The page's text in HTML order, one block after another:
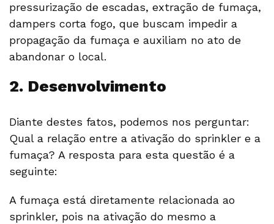
pressurização de escadas, extração de fumaça,
dampers corta fogo, que buscam impedir a
propagação da fumaça e auxiliam no ato de
abandonar o local.
2. Desenvolvimento
Diante destes fatos, podemos nos perguntar:
Qual a relação entre a ativação do sprinkler e a
fumaça? A resposta para esta questão é a
seguinte:
A fumaça está diretamente relacionada ao
sprinkler, pois na ativação do mesmo a